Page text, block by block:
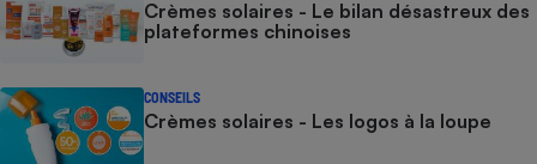
Crèmes solaires - Le bilan désastreux des
plateformes chinoises
CONSEILS
Crèmes solaires - Les logos à la loupe